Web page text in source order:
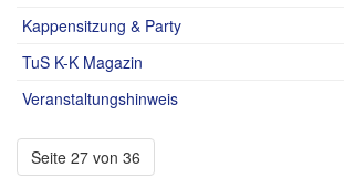
Kappensitzung & Party
TuS K-K Magazin
Veranstaltungshinweis
Seite 27 von 36